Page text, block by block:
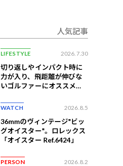
人気記事
LIFESTYLE 2026.7.30
切り返しやインパクト時に
力が入り、飛距離が伸びな
いゴルファーにオススメの
WATCH 2026.8.5
36mmのヴィンテージ"ビッ
グオイスター"。ロレックス
「オイスター Ref.6424」
PERSON 2026.8.2